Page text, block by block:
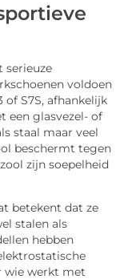
serieuze
voldoen
of S7S, afhankelijk
een glasvezel- of
staal maar veel
beschermt tegen
zijn soepelheid
betekent dat ze
stalen als
hebben
werkt met